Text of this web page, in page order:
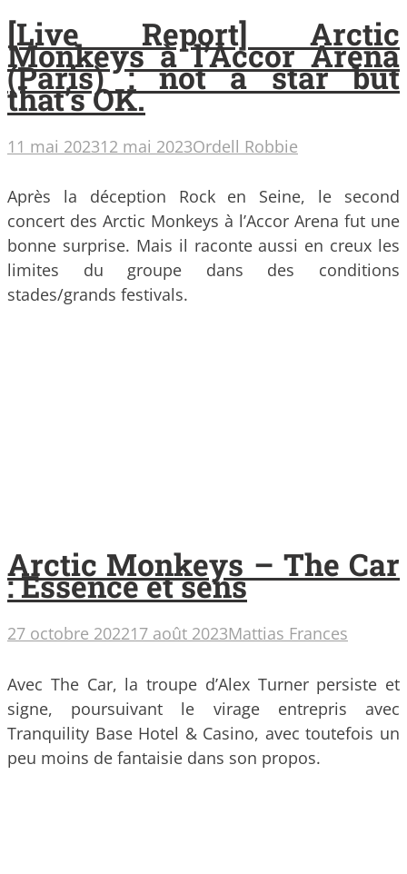
[Live Report] Arctic
Monkeys à l’Accor Arena
(Paris) : not a star but
that’s OK.
11 mai 202312 mai 2023Ordell Robbie
Après la déception Rock en Seine, le second
concert des Arctic Monkeys à l’Accor Arena fut une
bonne surprise. Mais il raconte aussi en creux les
limites du groupe dans des conditions
stades/grands festivals.
Arctic Monkeys – The Car
: Essence et sens
27 octobre 202217 août 2023Mattias Frances
Avec The Car, la troupe d’Alex Turner persiste et
signe, poursuivant le virage entrepris avec
Tranquility Base Hotel & Casino, avec toutefois un
peu moins de fantaisie dans son propos.